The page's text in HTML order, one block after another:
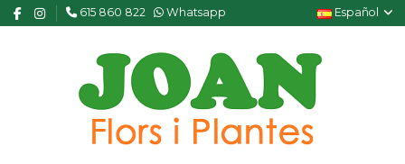
615 860 822 Whatsapp Español